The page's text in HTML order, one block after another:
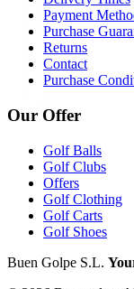
Payment
Purchase
Returns
Contact
Purchase
Our Offer
Golf Balls
Golf Clubs
Offers
Golf Clothing
Golf Carts
Golf Shoes
Buen Golpe S.L.